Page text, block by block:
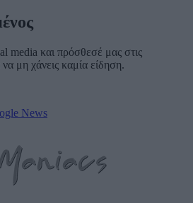
media και πρόσθεσέ μας στις
μη χάνεις καμία είδηση.
News